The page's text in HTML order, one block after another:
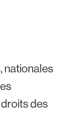
nationales
des